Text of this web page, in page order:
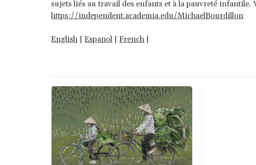
sujets liés au travail des enfants et à la pauvreté infantile.
https://independent.academia.edu/MichaelBourdillon
English |Espanol |French |